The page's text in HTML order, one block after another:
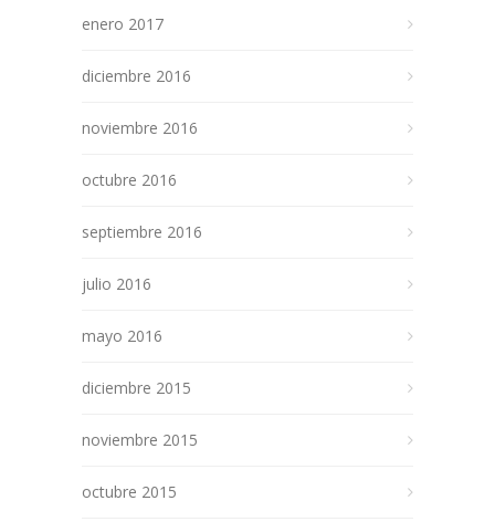
enero 2017
diciembre 2016
noviembre 2016
octubre 2016
septiembre 2016
julio 2016
mayo 2016
diciembre 2015
noviembre 2015
octubre 2015